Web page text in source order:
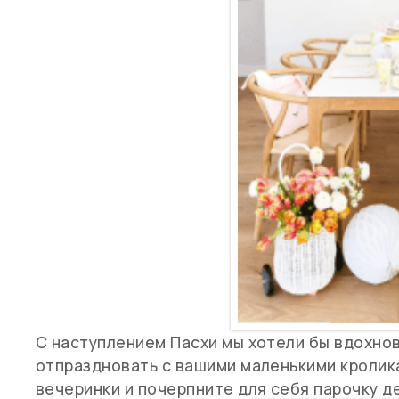
С наступлением Пасхи мы хотели бы
отпраздновать с вашими маленькими
вечеринки и почерпните для себя парочку